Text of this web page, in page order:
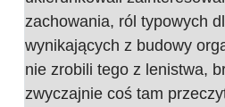
zachowania, ról typowych
wynikających z budowy
nie zrobili tego z lenistwa,
zwyczajnie coś tam